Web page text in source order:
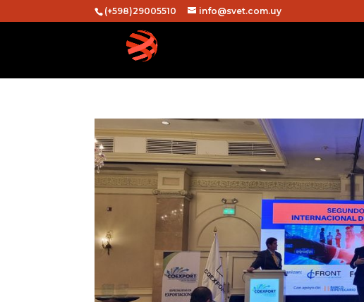
(+598)29005510 info@svet.com.uy